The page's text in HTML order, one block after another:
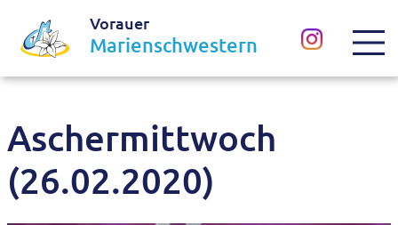
Vorauer
Marienschwestern
Aschermittwoch
(26.02.2020)